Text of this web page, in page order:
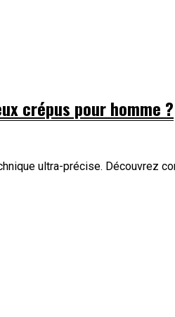
crépus pour homme ?
ultra-précise. Découvrez